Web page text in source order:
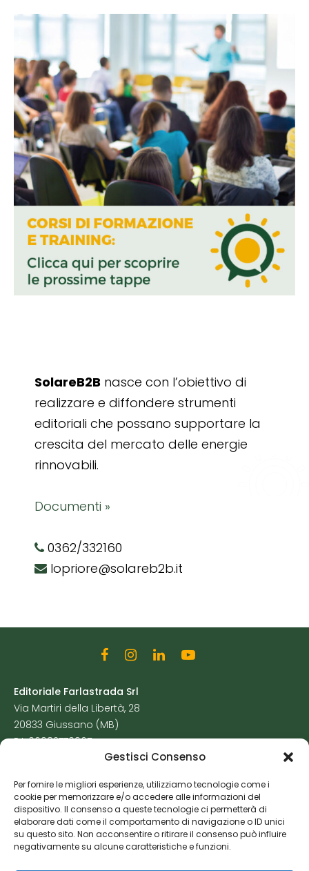
Gestisci Consenso
Per fornire le migliori esperienze, utilizziamo tecnologie come i
cookie per memorizzare e/o accedere alle informazioni del
dispositivo. Il consenso a queste tecnologie ci permetterà di
elaborare dati come il comportamento di navigazione o ID unici
su questo sito. Non acconsentire o ritirare il consenso può influire
negativamente su alcune caratteristiche e funzioni.
SolareB2B nasce con l’obiettivo di
realizzare e diffondere strumenti
editoriali che possano supportare la
crescita del mercato delle energie
rinnovabili.
Documenti »
0362/332160
lopriore@solareb2b.it
Editoriale Farlastrada Srl
Via Martiri della Libertà, 28
20833 Giussano (MB)
P.I. 06982770965
Cookie Policy
Risorse Aggiuntive